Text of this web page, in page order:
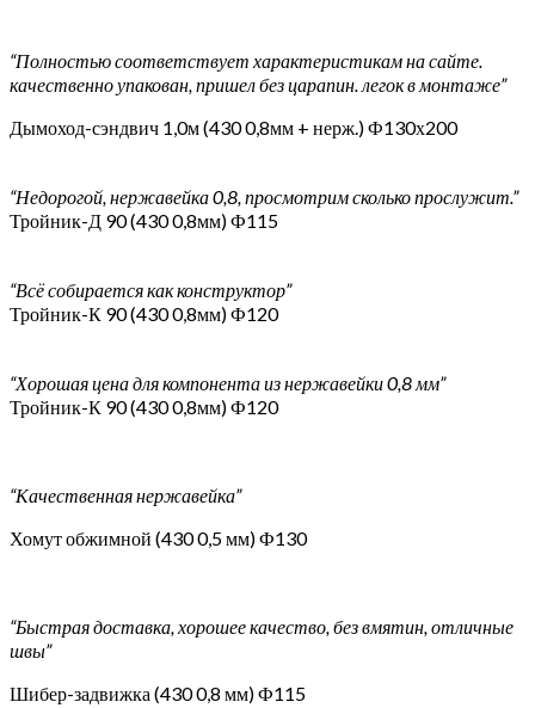
“Полностью соответствует характеристикам на сайте.
качественно упакован, пришел без царапин. легок в монтаже”
Дымоход-сэндвич 1,0м (430 0,8мм + нерж.) Ф130х200
“Недорогой, нержавейка 0,8, просмотрим сколько прослужит.”
Тройник-Д 90 (430 0,8мм) Ф115
“Всё собирается как конструктор”
Тройник-К 90 (430 0,8мм) Ф120
“Хорошая цена для компонента из нержавейки 0,8 мм”
Тройник-К 90 (430 0,8мм) Ф120
“Качественная нержавейка”
Хомут обжимной (430 0,5 мм) Ф130
“Быстрая доставка, хорошее качество, без вмятин, отличные
швы”
Шибер-задвижка (430 0,8 мм) Ф115